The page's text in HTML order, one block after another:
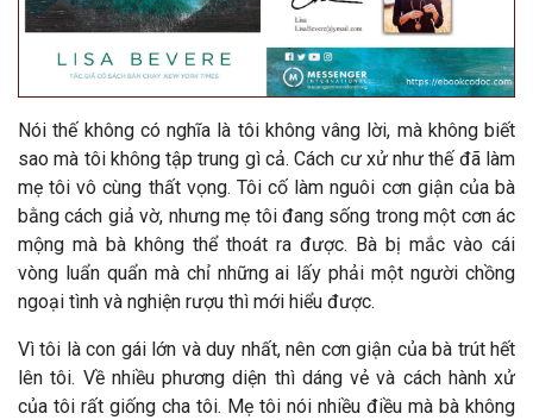
Nói thế không có nghĩa là tôi không vâng lời, mà không biết
sao mà tôi không tập trung gì cả. Cách cư xử như thế đã làm
mẹ tôi vô cùng thất vọng. Tôi cố làm nguôi cơn giận của bà
bằng cách giả vờ, nhưng mẹ tôi đang sống trong một cơn ác
mộng mà bà không thể thoát ra được. Bà bị mắc vào cái
vòng luẩn quẩn mà chỉ những ai lấy phải một người chồng
ngoại tình và nghiện rượu thì mới hiểu được.
Vì tôi là con gái lớn và duy nhất, nên cơn giận của bà trút hết
lên tôi. Về nhiều phương diện thì dáng vẻ và cách hành xử
của tôi rất giống cha tôi. Mẹ tôi nói nhiều điều mà bà không